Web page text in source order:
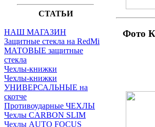
СТАТЬИ
НАШ МАГАЗИН
Защитные стекла на RedMi
МАТОВЫЕ защитные
стекла
Чехлы-книжки
Чехлы-книжки
УНИВЕРСАЛЬНЫЕ на
скотче
Противоударные ЧЕХЛЫ
Чехлы CARBON SLIM
Чехлы AUTO FOCUS
Фото